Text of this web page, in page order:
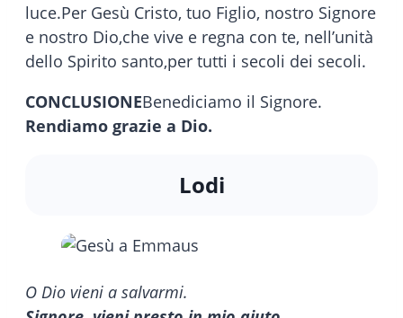
luce.Per Gesù Cristo, tuo Figlio, nostro Signore
e nostro Dio,che vive e regna con te, nell’unità
dello Spirito santo,per tutti i secoli dei secoli.
CONCLUSIONEBenediciamo il Signore.
Rendiamo grazie a Dio.
Lodi
O Dio vieni a salvarmi.